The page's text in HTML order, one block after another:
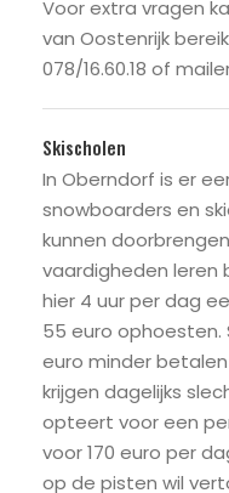
Voor extra vragen
van Oostenrijk
078/16.60.18 of
Skischolen
In Oberndorf is er
snowboarders en
kunnen
vaardigheden leren
hier 4 uur per dag
55 euro
euro minder
krijgen dagelijks
opteert voor een
voor 170 euro per
op de pisten wil